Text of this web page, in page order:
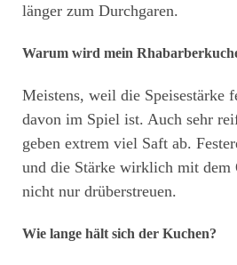
länger zum Durchgaren.
Warum wird mein
Meistens, weil die Speisestärke
davon im Spiel ist. Auch sehr
geben extrem viel Saft ab.
und die Stärke wirklich mit dem
nicht nur drüberstreuen.
Wie lange hält sich der Kuchen?